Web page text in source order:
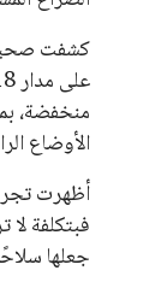
كشفت
الأوضاع
أظهرت
فبتكلفة
جعلها